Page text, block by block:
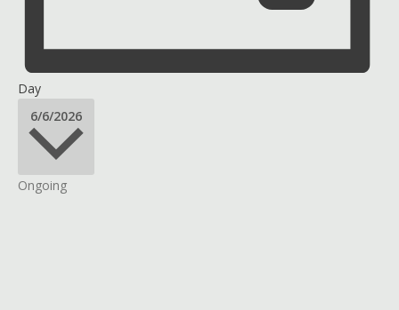
Day
6/6/2026
Ongoing